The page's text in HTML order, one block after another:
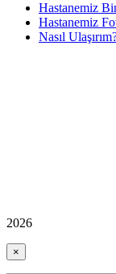
Hastanemiz
Hastanemiz
Nasıl
2026
×